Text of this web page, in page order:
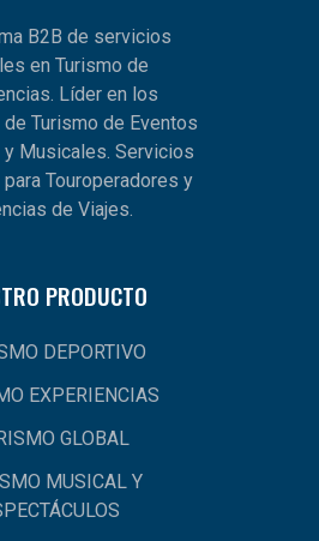
B2B de servicios
en Turismo de
Líder en los
Turismo de Eventos
y Musicales. Servicios
Touroperadores y
de Viajes.
PRODUCTO
DEPORTIVO
EXPERIENCIAS
GLOBAL
MUSICAL Y